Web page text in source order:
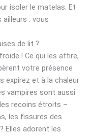
isoler le matelas. Et
: vous
de lit ?
! Ce qui les attire,
votre présence
expirez et à la chaleur
vampires sont aussi
recoins étroits –
les fissures des
Elles adorent les